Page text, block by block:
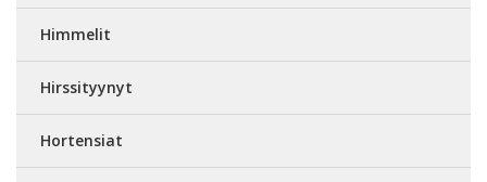
Himmelit
Hirssityynyt
Hortensiat